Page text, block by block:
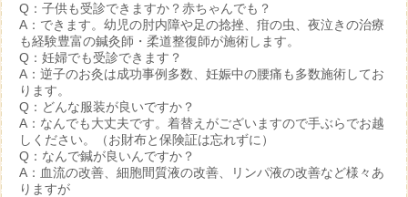
Q：子供も受診できますか？赤ちゃんでも？
A：できます。幼児の肘内障や足の捻挫、疳の虫、夜泣きの治療
も経験豊富の鍼灸師・柔道整復師が施術します。
Q：妊婦でも受診できます？
A：逆子のお灸は成功事例多数、妊娠中の腰痛も多数施術してお
ります。
Q：どんな服装が良いですか？
A：なんでも大丈夫です。着替えがございますので手ぶらでお越
しください。（お財布と保険証は忘れずに）
Q：なんで鍼が良いんですか？
A：血流の改善、細胞間質液の改善、リンパ液の改善など様々あ
りますが